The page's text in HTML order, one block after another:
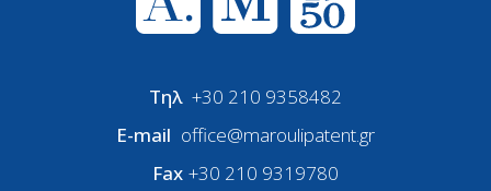
Τηλ +30 210 9358482
E-mail office@maroulipatent.gr
Fax +30 210 9319780